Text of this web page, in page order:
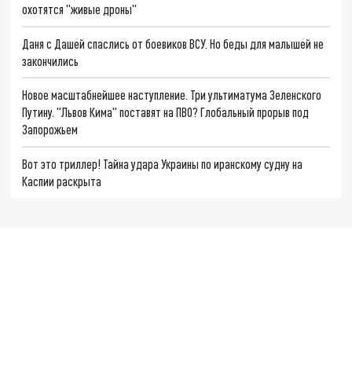
охотятся "живые дроны"
Даня с Дашей спаслись от боевиков ВСУ. Но беды для малышей не
закончились
Новое масштабнейшее наступление. Три ультиматума Зеленского
Путину. "Львов Кима" поставят на ПВО? Глобальный прорыв под
Запорожьем
Вот это триллер! Тайна удара Украины по иранскому судну на
Каспии раскрыта